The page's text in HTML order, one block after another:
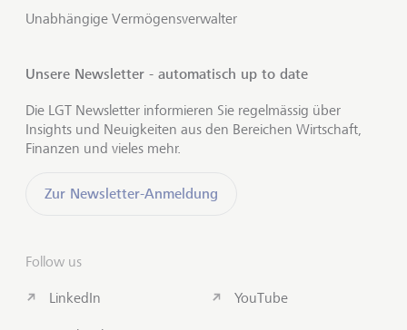
Unabhängige Vermögensverwalter
Unsere Newsletter - automatisch up to date
Die LGT Newsletter informieren Sie regelmässig über
Insights und Neuigkeiten aus den Bereichen Wirtschaft,
Finanzen und vieles mehr.
Zur Newsletter-Anmeldung
Follow us
LinkedIn YouTube